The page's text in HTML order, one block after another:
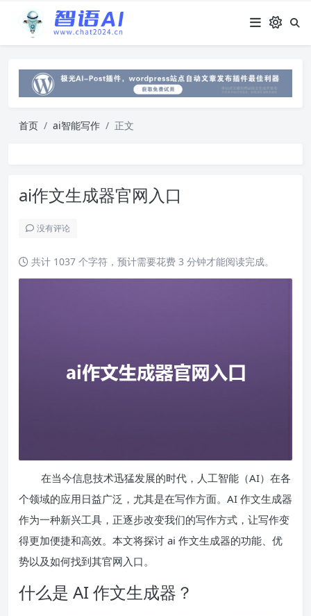
首页 ai智能写作 正文
ai作文生成器官网入口
没有评论
共计 1037 个字符，预计需要花费 3 分钟才能阅读完成。
在当今信息技术迅猛发展的时代，人工智能（AI）在各
个领域的应用日益广泛，尤其是在写作方面。AI 作文生成器
作为一种新兴工具，正逐步改变我们的写作方式，让写作变
得更加便捷和高效。本文将探讨 ai 作文生成器的功能、优
势以及如何找到其官网入口。
什么是 AI 作文生成器？